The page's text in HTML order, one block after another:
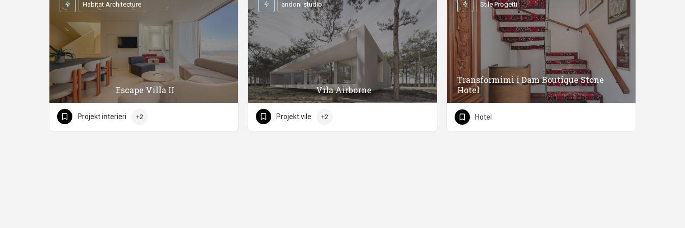
Escape Villa II
Habitat Architecture
Projekt interieri +2
Vila Airborne
andoni studio
Projekt vile +2
Transformimi i Dam Boutique Stone
Hotel
Stile Progetti
Hotel